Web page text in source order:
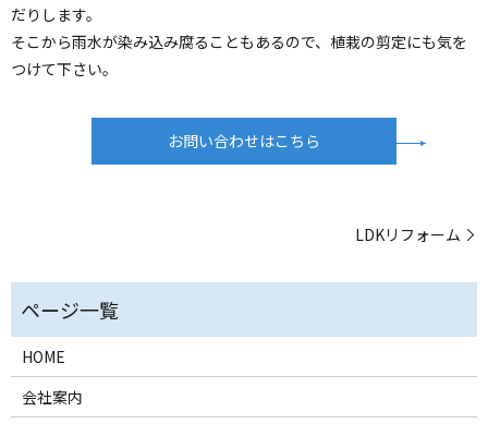
だりします。
そこから雨水が染み込み腐ることもあるので、植栽の剪定にも気を
つけて下さい。
お問い合わせはこちら
LDKリフォーム
HOME
会社案内